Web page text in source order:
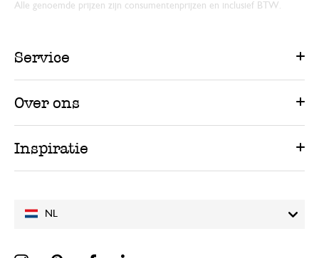
NL
Alle genoemde prijzen zijn consumentenprijzen en inclusief BTW.
Service
Over ons
Inspiratie